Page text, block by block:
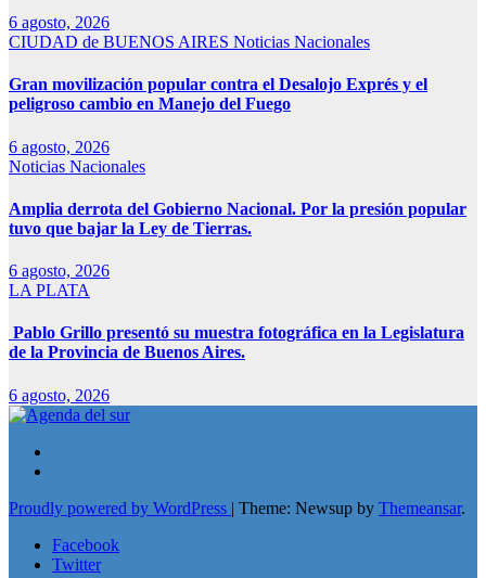
6 agosto, 2026
CIUDAD de BUENOS AIRES Noticias Nacionales
Gran movilización popular contra el Desalojo Exprés y el
peligroso cambio en Manejo del Fuego
6 agosto, 2026
Noticias Nacionales
Amplia derrota del Gobierno Nacional. Por la presión popular
tuvo que bajar la Ley de Tierras.
6 agosto, 2026
LA PLATA
Pablo Grillo presentó su muestra fotográfica en la Legislatura
de la Provincia de Buenos Aires.
6 agosto, 2026
Proudly powered by WordPress | Theme: Newsup by Themeansar.
Facebook
Twitter